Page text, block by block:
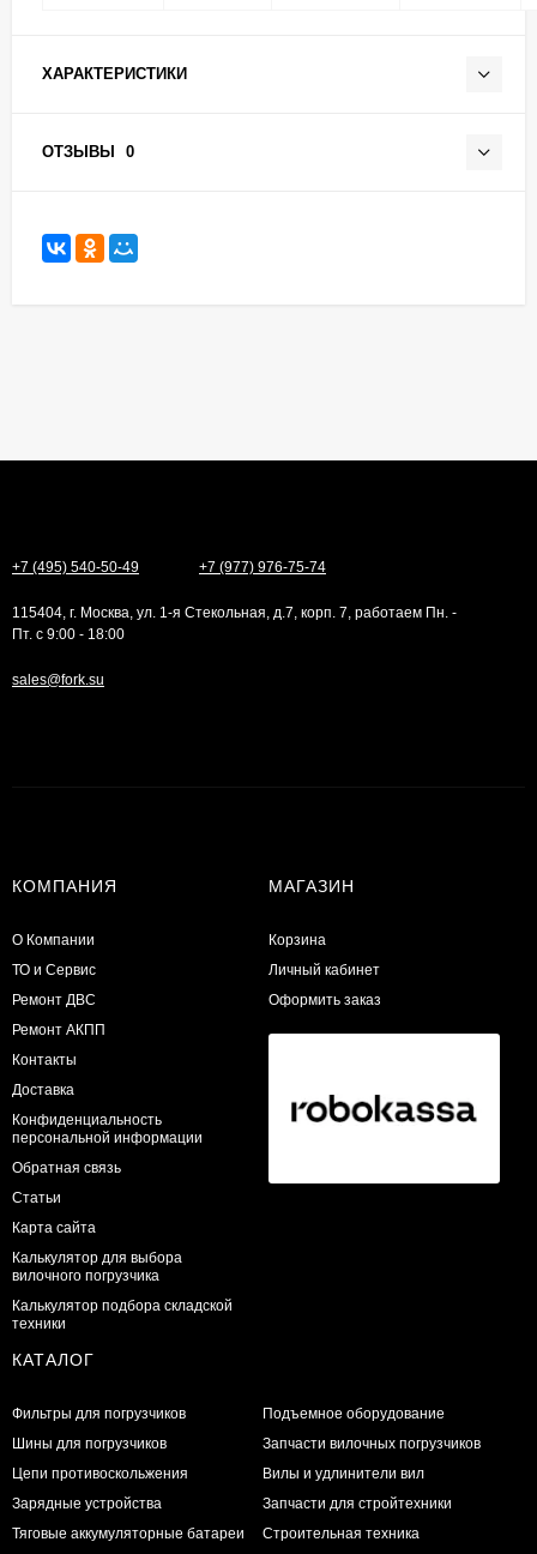
ХАРАКТЕРИСТИКИ
ОТЗЫВЫ 0
+7 (495) 540-50-49 +7 (977) 976-75-74
115404, г. Москва, ул. 1-я Стекольная, д.7, корп. 7, работаем Пн. -
Пт. с 9:00 - 18:00
sales@fork.su
КОМПАНИЯ
О Компании
ТО и Сервис
​Ремонт ДВС
Ремонт АКПП
Контакты
Доставка
Конфиденциальность
персональной информации
Обратная связь
Статьи
Карта сайта
Калькулятор для выбора
вилочного погрузчика
Калькулятор подбора складской
техники
МАГАЗИН
Корзина
Личный кабинет
Оформить заказ
КАТАЛОГ
Фильтры для погрузчиков
Шины для погрузчиков
Цепи противоскольжения
Зарядные устройства
Тяговые аккумуляторные батареи
Подъемное оборудование
Запчасти вилочных погрузчиков
Вилы и удлинители вил
Запчасти для стройтехники
Строительная техника